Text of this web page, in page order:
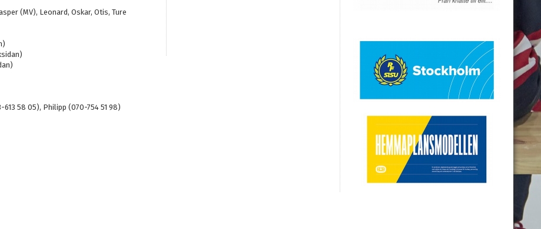
(MV), Leonard, Oskar, Otis, Ture
58 05), Philipp (070-754 51 98)